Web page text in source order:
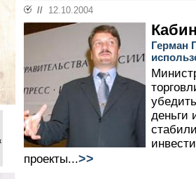
// 12.10.2004
Герман
деньги
проекты...>>